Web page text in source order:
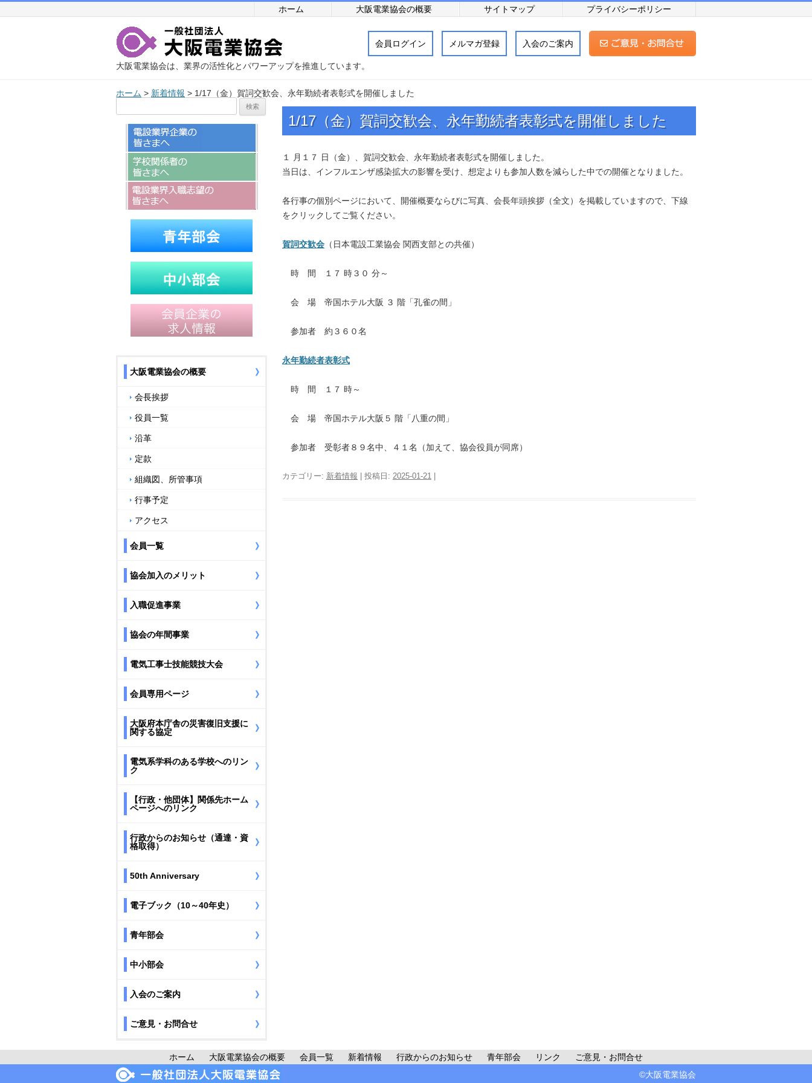
ホーム 大阪電業協会の概要 サイトマップ プライバシーポリシー
大阪電業協会は、業界の活性化とパワーアップを推進しています。
会員ログイン メルマガ登録 入会のご案内
ホーム > 新着情報 > 1/17（金）賀詞交歓会、永年勤続者表彰式を開催しました
1/17（金）賀詞交歓会、永年勤続者表彰式を開催しました
１ 月１７ 日（金）、賀詞交歓会、永年勤続者表彰式を開催しました。
当日は、インフルエンザ感染拡大の影響を受け、想定よりも参加人数を減らした中での開催となりました。
各行事の個別ページにおいて、開催概要ならびに写真、会長年頭挨拶（全文）を掲載していますので、下線
をクリックしてご覧ください。
賀詞交歓会 （日本電設工業協会 関西支部との共催）
時 間 １７ 時３０ 分～
会 場 帝国ホテル大阪 ３ 階「孔雀の間」
参加者 約３６０名
永年勤続者表彰式
時 間 １７ 時～
会 場 帝国ホテル大阪５ 階「八重の間」
参加者 受彰者８９名中、４１名（加えて、協会役員が同席）
カテゴリー: 新着情報 | 投稿日: 2025-01-21
大阪電業協会の概要
会長挨拶
役員一覧
沿革
定款
組織図、所管事項
行事予定
アクセス
会員一覧
協会加入のメリット
入職促進事業
協会の年間事業
電気工事士技能競技大会
会員専用ページ
大阪府本庁舎の災害復旧支援に
関する協定
電気系学科のある学校へのリン
ク
【行政・他団体】関係先ホーム
ページへのリンク
行政からのお知らせ（通達・資
格取得）
50th Anniversary
電子ブック（10～40年史）
青年部会
中小部会
入会のご案内
ご意見・お問合せ
ホーム 大阪電業協会の概要 会員一覧 新着情報 行政からのお知らせ 青年部会 リンク
ご意見・お問合せ
©大阪電業協会